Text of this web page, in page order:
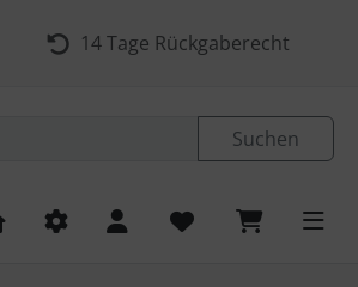
14 Tage Rückgaberecht
Suchen